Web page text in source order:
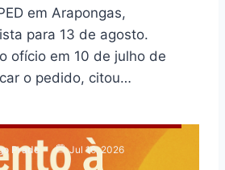
em Arapongas,
para 13 de agosto.
ofício em 10 de julho de
o pedido, citou…
Reflexões
à cultura local
a economia do bairro
Prado Jul 16, 2026